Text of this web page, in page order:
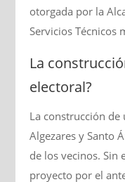
otorgada por la
Servicios Técnicos
La
electoral?
La construcción de
Algezares y Santo
de los vecinos. Sin
proyecto por el